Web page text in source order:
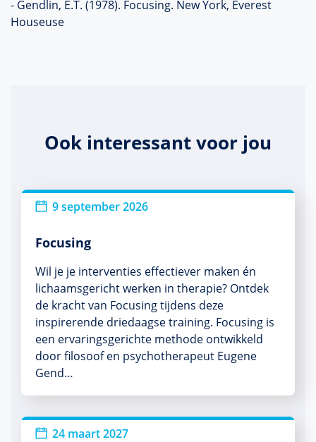
- Gendlin, E.T. (1978). Focusing. New York, Everest
Houseuse
Ook interessant voor jou
9 september 2026
Focusing
Wil je je interventies effectiever maken én
lichaamsgericht werken in therapie? Ontdek
de kracht van Focusing tijdens deze
inspirerende driedaagse training. Focusing is
een ervaringsgerichte methode ontwikkeld
door filosoof en psychotherapeut Eugene
Gend…
24 maart 2027